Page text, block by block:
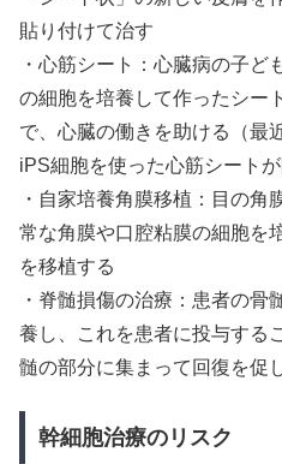
貼り付けて治す
・心筋シート：心臓病の子
の細胞を培養して作ったシー
で、心臓の働きを助ける（最
iPS細胞を使った心筋シートが
・自家培養角膜移植：目の角
常な角膜や口腔粘膜の細胞を
を移植する
・脊髄損傷の治療：患者の
養し、これを患者に投与する
髄の部分に集まって回復を促
幹細胞治療のリスク